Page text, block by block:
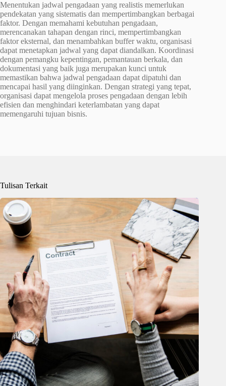
Menentukan jadwal pengadaan yang realistis memerlukan
pendekatan yang sistematis dan mempertimbangkan berbagai
faktor. Dengan memahami kebutuhan pengadaan,
merencanakan tahapan dengan rinci, mempertimbangkan
faktor eksternal, dan menambahkan buffer waktu, organisasi
dapat menetapkan jadwal yang dapat diandalkan. Koordinasi
dengan pemangku kepentingan, pemantauan berkala, dan
dokumentasi yang baik juga merupakan kunci untuk
memastikan bahwa jadwal pengadaan dapat dipatuhi dan
mencapai hasil yang diinginkan. Dengan strategi yang tepat,
organisasi dapat mengelola proses pengadaan dengan lebih
efisien dan menghindari keterlambatan yang dapat
memengaruhi tujuan bisnis.
Tulisan Terkait